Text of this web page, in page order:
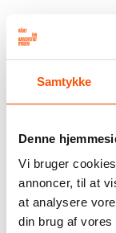
Samtykke
Denne
Vi bruger
annoncer, til at
at analysere
din brug af